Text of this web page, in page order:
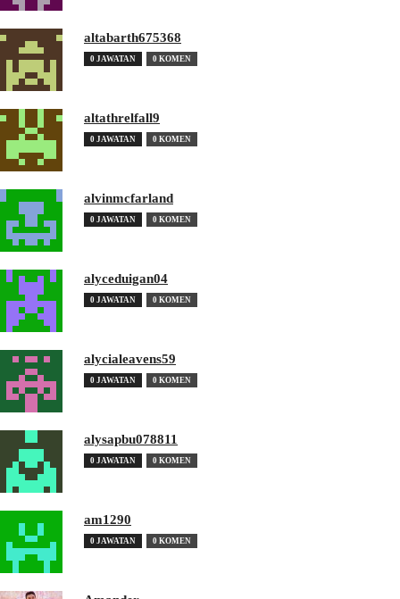
altabarth675368
0 JAWATAN 0 KOMEN
altathrelfall9
0 JAWATAN 0 KOMEN
alvinmcfarland
0 JAWATAN 0 KOMEN
alyceduigan04
0 JAWATAN 0 KOMEN
alycialeavens59
0 JAWATAN 0 KOMEN
alysapbu078811
0 JAWATAN 0 KOMEN
am1290
0 JAWATAN 0 KOMEN